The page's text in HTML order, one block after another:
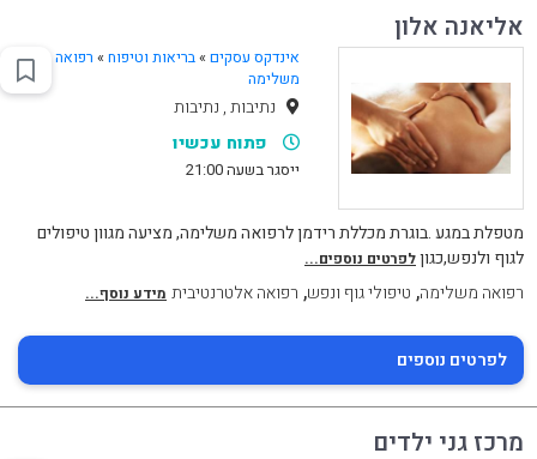
אליאנה אלון
אינדקס עסקים »בריאות וטיפוח» רפואה
משלימה
נתיבות , נתיבות
פתוח עכשיו
ייסגר בשעה 21:00
מטפלת במגע .בוגרת מכללת רידמן לרפואה משלימה, מציעה מגוון טיפולים
לגוף ולנפש,כגוןלפרטים נוספים...
רפואה משלימה, טיפולי גוף ונפש, רפואה אלטרנטיבית מידע נוסף...
לפרטים נוספים
מרכז גני ילדים